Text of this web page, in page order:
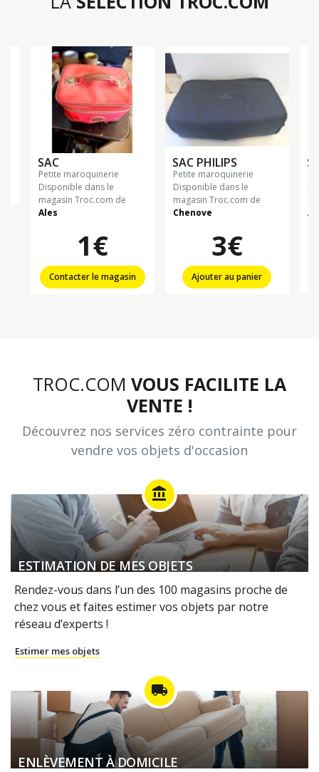
SAC
petite maroquinerie
Disponible dans le
magasin Troc.com de
Ales
1€
Contacter le magasin
SAC PHILIPS
petite maroquinerie
Disponible dans le
magasin Troc.com de
Chenove
3€
Ajouter au panier
TROC.COM VOUS FACILITE LA
VENTE !
Découvrez nos services zéro contrainte pour
vendre vos objets d'occasion
account_balance
ESTIMATION DE MES OBJETS
Rendez-vous dans l’un des 100 magasins proche de
chez vous et faites estimer vos objets par notre
réseau d’experts !
Estimer mes objets
local_shipping
ENLÈVEMENT À DOMICILE